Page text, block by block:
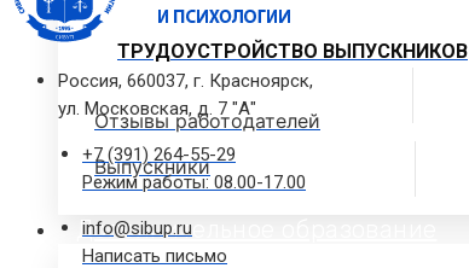
ТРУДОУСТРОЙСТВО ВЫПУСКНИКОВ
Отзывы работодателей
Выпускники
Дополнительное образование
Россия, 660037, г. Красноярск,
ул. Московская, д. 7 "А"
+7 (391) 264-55-29
Режим работы: 08.00-17.00
info@sibup.ru
Написать письмо